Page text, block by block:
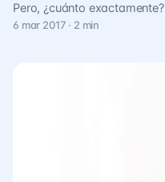
Pero, ¿cuánto exactamente?
6 mar 2017 · 2 min